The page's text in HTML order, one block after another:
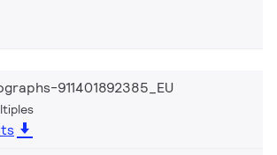
911401892385_EU